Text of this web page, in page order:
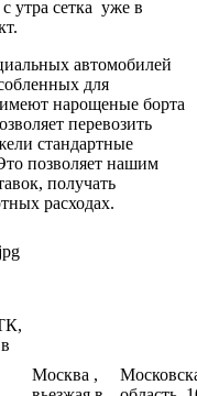
утра сетка уже в
автомобилей
для
нарощеные борта
перевозить
стандартные
позволяет нашим
получать
расходах.
Москва ,